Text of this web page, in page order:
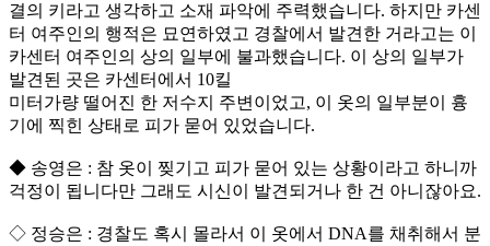
결의 키라고 생각하고 소재 파악에 주력했습니다. 하지만 카센
터 여주인의 행적은 묘연하였고 경찰에서 발견한 거라고는 이
카센터 여주인의 상의 일부에 불과했습니다. 이 상의 일부가
발견된 곳은 카센터에서 10킬
미터가량 떨어진 한 저수지 주변이었고, 이 옷의 일부분이 흉
기에 찍힌 상태로 피가 묻어 있었습니다.
◆ 송영은 : 참 옷이 찢기고 피가 묻어 있는 상황이라고 하니까
걱정이 됩니다만 그래도 시신이 발견되거나 한 건 아니잖아요.
◇ 정승은 : 경찰도 혹시 몰라서 이 옷에서 DNA를 채취해서 분